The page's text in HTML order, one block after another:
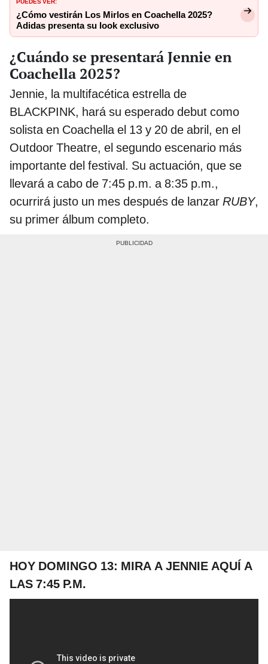
¿Cómo vestirán Los Mirlos en Coachella 2025?
Adidas presenta su look exclusivo
¿Cuándo se presentará Jennie en
Coachella 2025?
Jennie, la multifacética estrella de
BLACKPINK, hará su esperado debut como
solista en Coachella el 13 y 20 de abril, en el
Outdoor Theatre, el segundo escenario más
importante del festival. Su actuación, que se
llevará a cabo de 7:45 p.m. a 8:35 p.m.,
ocurrirá justo un mes después de lanzar RUBY,
su primer álbum completo.
HOY DOMINGO 13: MIRA A JENNIE AQUÍ A
LAS 7:45 P.M.